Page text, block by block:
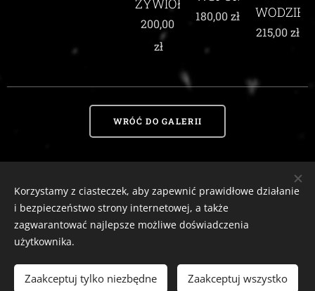
WŁÓŻ DO KOSZYKA
ŻYWIOŁEM
zł
WODZIE
zł 210,00
WRÓĆ DO GALERII
Zaciszny Zakątek Zawoja|Zawoja 1811, 34-222 Zawoja, woj. małopolskie
Email:zaciszny.zakatek.zawoja@gmail.com |Tel:604-643-167 |
Odstąp od umowytutaj Ciasteczka
Korzystamy z ciasteczek, aby zapewnić prawidłowe działanie
i bezpieczeństwo strony internetowej, a także
zagwarantować najlepsze możliwe doświadczenia
użytkownika.
Zaakceptuj tylko niezbędne Zaakceptuj wszystko